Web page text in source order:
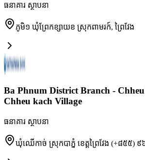
ធនាគារ ស្ថាបនា
ភូមិ១ ឃុំព្រែកខ្សាយខ ស្រុកពាមរក៍, ព្រៃវែង
Ba Phnum District Branch -
Chheu kach Village
ធនាគារ ស្ថាបនា
ឃុំឈើកាច់ ស្រុកបាភ្នំ ខេត្តព្រៃវែង (+៨៥៥)